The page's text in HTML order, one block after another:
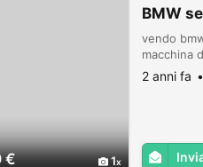
€ 1
BMW
vendo
macchina
2 anni fa